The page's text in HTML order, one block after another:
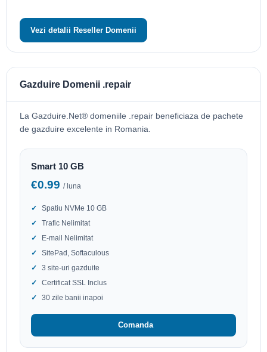
Vezi detalii Reseller Domenii
Gazduire Domenii .repair
La Gazduire.Net® domeniile .repair beneficiaza de pachete
de gazduire excelente in Romania.
Smart 10 GB
€0.99 / luna
Spatiu NVMe 10 GB
Trafic Nelimitat
E-mail Nelimitat
SitePad, Softaculous
3 site-uri gazduite
Certificat SSL Inclus
30 zile banii inapoi
Comanda